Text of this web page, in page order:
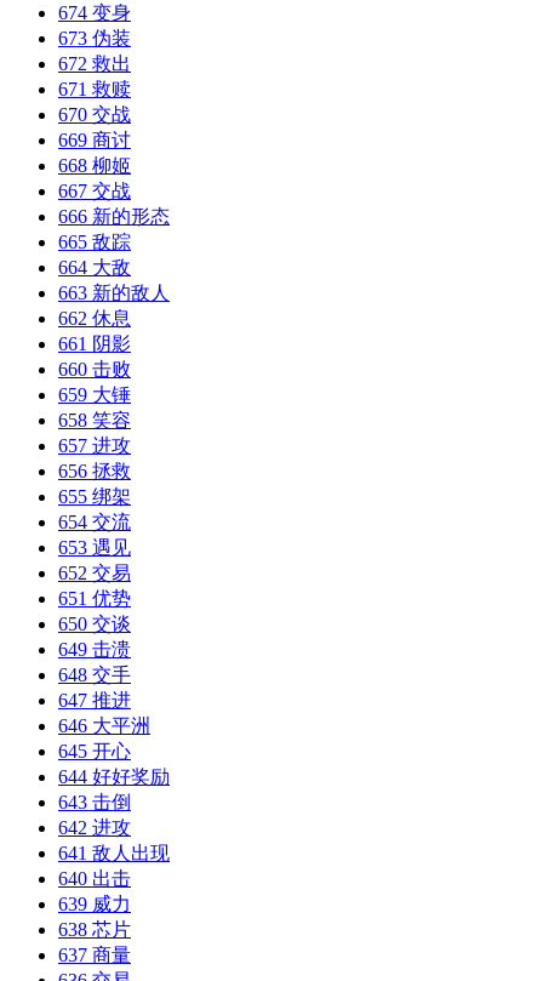
674 变身
673 伪装
672 救出
671 救赎
670 交战
669 商讨
668 柳姬
667 交战
666 新的形态
665 敌踪
664 大敌
663 新的敌人
662 休息
661 阴影
660 击败
659 大锤
658 笑容
657 进攻
656 拯救
655 绑架
654 交流
653 遇见
652 交易
651 优势
650 交谈
649 击溃
648 交手
647 推进
646 大平洲
645 开心
644 好好奖励
643 击倒
642 进攻
641 敌人出现
640 出击
639 威力
638 芯片
637 商量